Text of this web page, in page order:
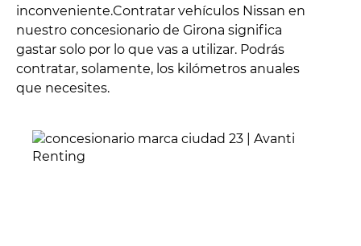
inconveniente.Contratar vehículos Nissan en
nuestro concesionario de Girona significa
gastar solo por lo que vas a utilizar. Podrás
contratar, solamente, los kilómetros anuales
que necesites.